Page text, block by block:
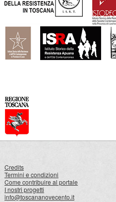
Credits
Termini e condizioni
Come contribuire al portale
I nostri progetti
info@toscananovecento.it